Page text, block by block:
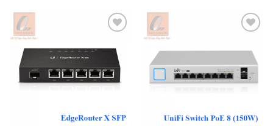
Add to
wishlist
Add to
wishlist